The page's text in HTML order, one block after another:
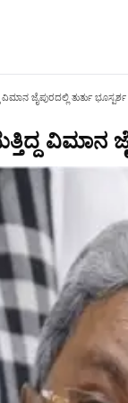
ವಿಮಾನ ಜೈಪುರದಲ್ಲಿ ತುರ್ತು ಭೂಸ್ಪರ್ಶ
ವಿಮಾನ